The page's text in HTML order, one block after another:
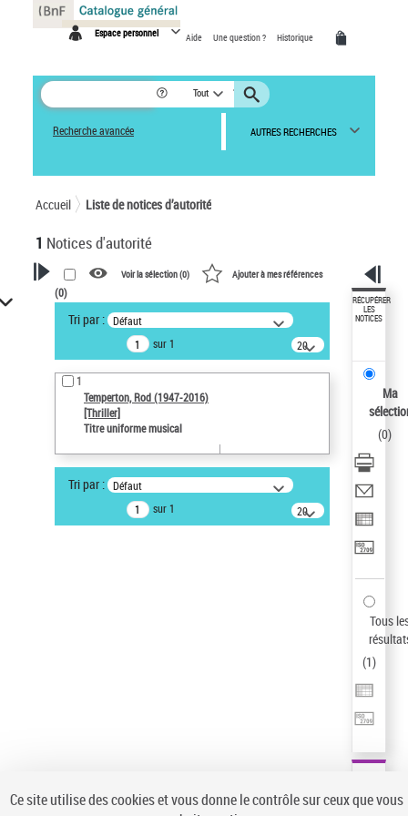
Espace personnel Aide Une question ? Historique
Tout
Recherche avancée AUTRES RECHERCHES
Accueil Liste de notices d’autorité
1 Notices d'autorité
VOTRE RECHERCHE
Recherche avancée dans les
notices d’autorité
Œuvres liées à l'auteur :
Temperton, Rod (1947-2016)
Type de notice d'autorité
Type de notice d'autorité
Voir la sélection (0) Ajouter à mes références
(0)
Tri par : Défaut
sur 1
20
résultats/page
1
Temperton, Rod (1947-2016)
[Thriller]
Titre uniforme musical
Tri par : Défaut
sur 1
20
résultats/page
RÉCUPÉRER
LES
NOTICES
Ma
(0)
Tous
(1)
Panneau de gestion des cookies
Ce site utilise des cookies et vous donne le contrôle sur ceux que vous